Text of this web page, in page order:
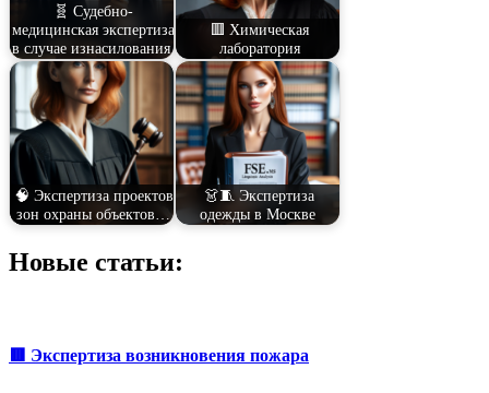
🧬 Судебно-
медицинская экспертиза
в случае изнасилования
🟥 Химическая
лаборатория
🧠 Экспертиза проектов
зон охраны объектов…
👗🧵 Экспертиза
одежды в Москве
Новые статьи:
🟥 Экспертиза возникновения пожара